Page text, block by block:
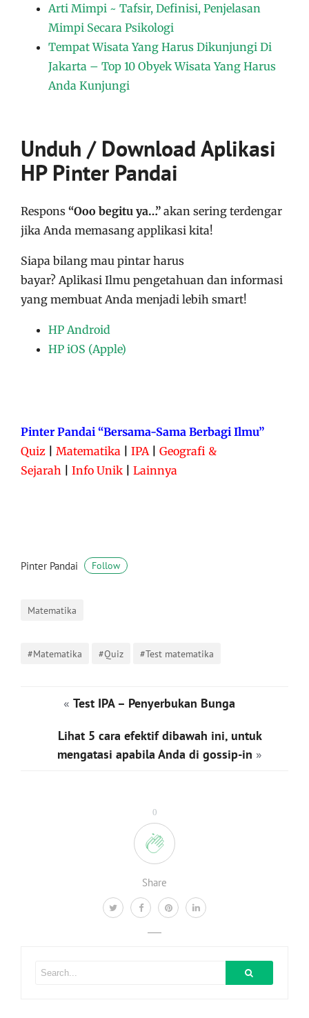
0
Share
Arti Mimpi ~ Tafsir, Definisi, Penjelasan
Mimpi Secara Psikologi
Tempat Wisata Yang Harus Dikunjungi Di
Jakarta – Top 10 Obyek Wisata Yang Harus
Anda Kunjungi
Unduh / Download Aplikasi
HP Pinter Pandai
Respons “Ooo begitu ya…” akan sering terdengar
jika Anda memasang applikasi kita!
Siapa bilang mau pintar harus
bayar? Aplikasi Ilmu pengetahuan dan informasi
yang membuat Anda menjadi lebih smart!
HP Android
HP iOS (Apple)
Pinter Pandai “Bersama-Sama Berbagi Ilmu”
Quiz
Matematika IPA
Geografi &
Sejarah
Info Unik Lainnya
Pinter Pandai Follow
Matematika
#Matematika #Quiz #Test matematika
« Test IPA – Penyerbukan Bunga
Lihat 5 cara efektif dibawah ini, untuk
mengatasi apabila Anda di gossip-in »